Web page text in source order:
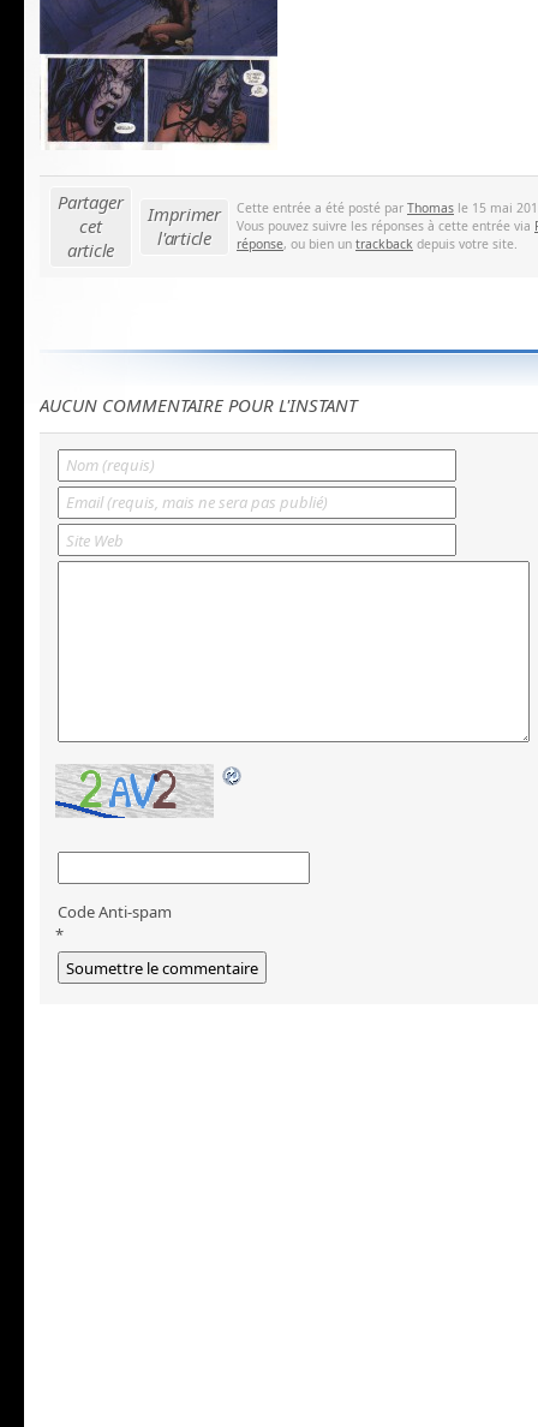
Partager
cet
article
Imprimer
l'article
Cette entrée a été posté par Thomas le 15 mai
Vous pouvez suivre les réponses à cette entrée via
réponse, ou bien un trackback depuis votre site.
AUCUN COMMENTAIRE POUR L'INSTANT
Code Anti-spam
*